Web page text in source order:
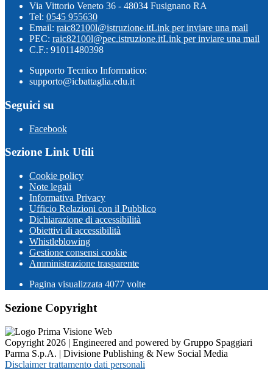
Via Vittorio Veneto 36 - 48034 Fusignano RA
Tel: 0545 955630
Email: raic82100l@istruzione.itLink per inviare una mail
PEC: raic82100l@pec.istruzione.itLink per inviare una mail
C.F.: 91011480398
Supporto Tecnico Informatico:
supporto@icbattaglia.edu.it
Seguici su
Facebook
Sezione Link Utili
Cookie policy
Note legali
Informativa Privacy
Ufficio Relazioni con il Pubblico
Dichiarazione di accessibilità
Obiettivi di accessibilità
Whistleblowing
Gestione consensi cookie
Amministrazione trasparente
Pagina visualizzata 4077 volte
Sezione Copyright
Copyright 2026 | Engineered and powered by Gruppo Spaggiari
Parma S.p.A. | Divisione Publishing & New Social Media
Disclaimer trattamento dati personali